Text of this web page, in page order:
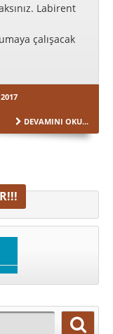
Labirent
çalışacak
DEVAMINI OKU...